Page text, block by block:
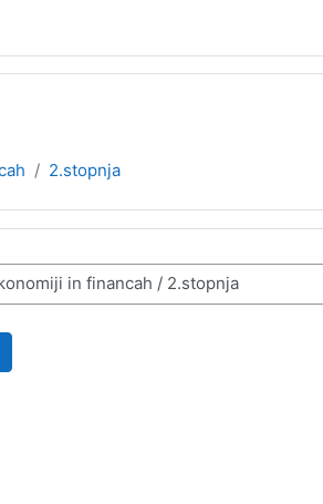
2.stopnja
courses